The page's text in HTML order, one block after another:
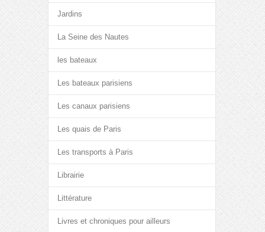
Jardins
La Seine des Nautes
les bateaux
Les bateaux parisiens
Les canaux parisiens
Les quais de Paris
Les transports à Paris
Librairie
Littérature
Livres et chroniques pour ailleurs